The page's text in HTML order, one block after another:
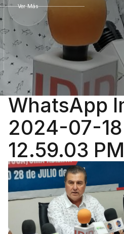
Ver Más
WhatsApp
2024-07-
12.59.03 PM